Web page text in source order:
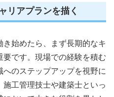
リアプランを描く
始めたら、まず長期的なキ
です。現場での経験を積む
のステップアップを視野に
工管理技士や建築士といっ